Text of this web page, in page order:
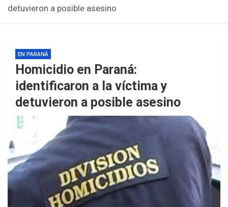
detuvieron a posible asesino
EN PARANÁ
Homicidio en Paraná:
identificaron a la víctima y
detuvieron a posible asesino